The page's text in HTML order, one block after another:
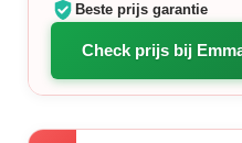
Beste prijs garantie
Check prijs bij